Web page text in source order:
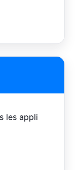
les appli